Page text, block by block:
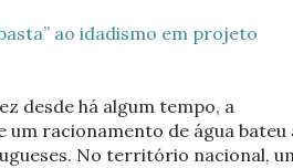
ao idadismo em projeto
desde há algum tempo, a
um racionamento de água bateu
No território nacional,